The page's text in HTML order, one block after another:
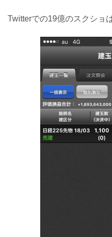
Twitterでの19億のスクショ